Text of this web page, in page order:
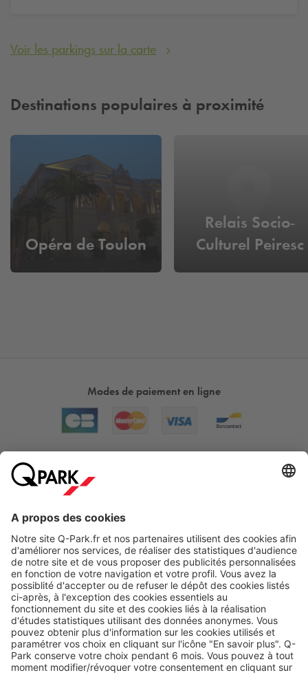
Voir les parkings sur la carte
Destinations populaires à proximité
Opéra de Toulon
Relais Socio-
Culturel Peiresc
Modes de paiement en ligne
Nos produits
Nos services